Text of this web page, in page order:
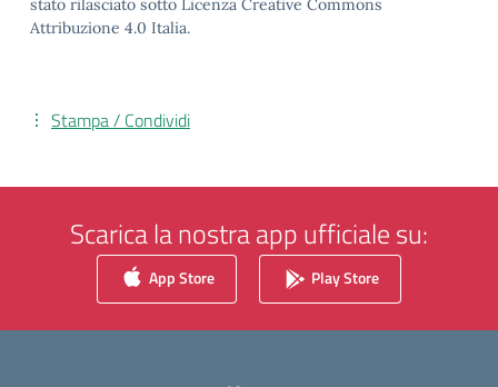
stato rilasciato sotto Licenza Creative Commons
Attribuzione 4.0 Italia.
Stampa / Condividi
Scarica la nostra app ufficiale su:
App Store Play Store